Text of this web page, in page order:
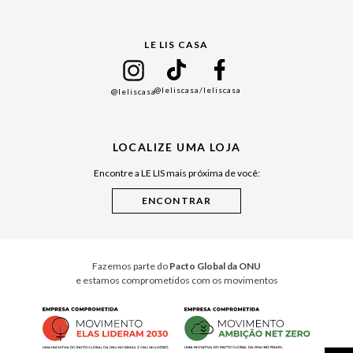
Cuidados Casa
LE LIS CASA
@leliscasa@leliscasa/leliscasa
LOCALIZE UMA LOJA
Encontre a LE LIS mais próxima de você:
Fazemos parte do Pacto Global da ONU
e estamos comprometidos com os movimentos